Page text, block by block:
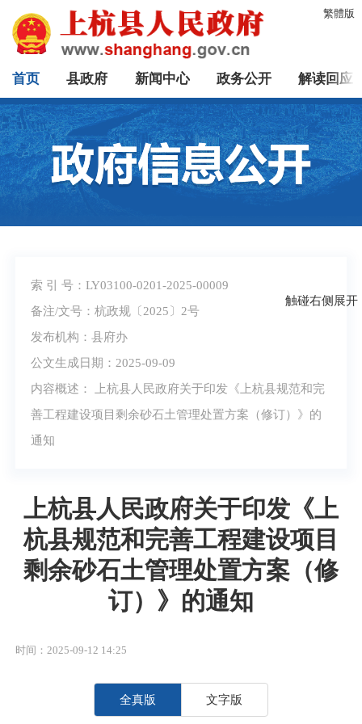
繁體版
首页 县政府 新闻中心 政务公开 解读回应
索 引 号：LY03100-0201-2025-00009
备注/文号：杭政规〔2025〕2号
发布机构：县府办
公文生成日期：2025-09-09
内容概述： 上杭县人民政府关于印发《上杭县规范和完
善工程建设项目剩余砂石土管理处置方案（修订）》的
通知
上杭县人民政府关于印发《上
杭县规范和完善工程建设项目
剩余砂石土管理处置方案（修
订）》的通知
时间：2025-09-12 14:25
全真版 文字版
触碰右侧展开